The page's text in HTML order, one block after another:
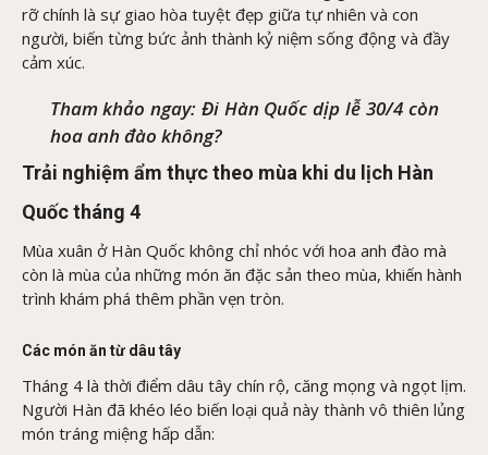
rỡ chính là sự giao hòa tuyệt đẹp giữa tự nhiên và con
người, biến từng bức ảnh thành kỷ niệm sống động và đầy
cảm xúc.
Tham khảo ngay: Đi Hàn Quốc dịp lễ 30/4 còn
hoa anh đào không?
Trải nghiệm ẩm thực theo mùa khi du lịch Hàn
Quốc tháng 4
Mùa xuân ở Hàn Quốc không chỉ nhóc với hoa anh đào mà
còn là mùa của những món ăn đặc sản theo mùa, khiến hành
trình khám phá thêm phần vẹn tròn.
Các món ăn từ dâu tây
Tháng 4 là thời điểm dâu tây chín rộ, căng mọng và ngọt lịm.
Người Hàn đã khéo léo biến loại quả này thành vô thiên lủng
món tráng miệng hấp dẫn: